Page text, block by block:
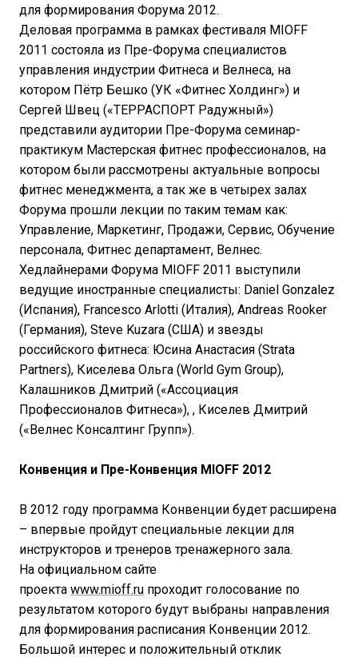
для формирования Форума 2012.
Деловая программа в рамках фестиваля MIOFF
2011 состояла из Пре-Форума специалистов
управления индустрии Фитнеса и Велнеса, на
котором Пётр Бешко (УК «Фитнес Холдинг») и
Сергей Швец («ТЕРРАСПОРТ Радужный»)
представили аудитории Пре-Форума семинар-
практикум Мастерская фитнес профессионалов, на
котором были рассмотрены актуальные вопросы
фитнес менеджмента, а так же в четырех залах
Форума прошли лекции по таким темам как:
Управление, Маркетинг, Продажи, Сервис, Обучение
персонала, Фитнес департамент, Велнес.
Хедлайнерами Форума MIOFF 2011 выступили
ведущие иностранные специалисты: Daniel Gonzalez
(Испания), Francesco Arlotti (Италия), Andreas Rooker
(Германия), Steve Kuzara (США) и звезды
российского фитнеса: Юсина Анастасия (Strata
Partners), Киселева Ольга (World Gym Group),
Калашников Дмитрий («Ассоциация
Профессионалов Фитнеса»), , Киселев Дмитрий
(«Велнес Консалтинг Групп»).
Конвенция и Пре-Конвенция MIOFF 2012
В 2012 году программа Конвенции будет расширена
– впервые пройдут специальные лекции для
инструкторов и тренеров тренажерного зала.
На официальном сайте
проекта www.mioff.ru проходит голосование по
результатом которого будут выбраны направления
для формирования расписания Конвенции 2012.
Большой интерес и положительный отклик